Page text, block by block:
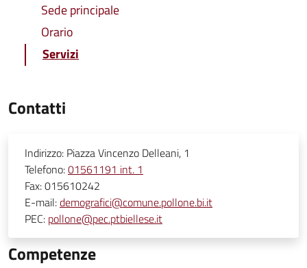
Sede principale
Orario
Servizi
Contatti
Indirizzo: Piazza Vincenzo Delleani, 1
Telefono:01561191 int. 1
Fax:015610242
E-mail:demografici@comune.pollone.bi.it
PEC: pollone@pec.ptbiellese.it
Competenze